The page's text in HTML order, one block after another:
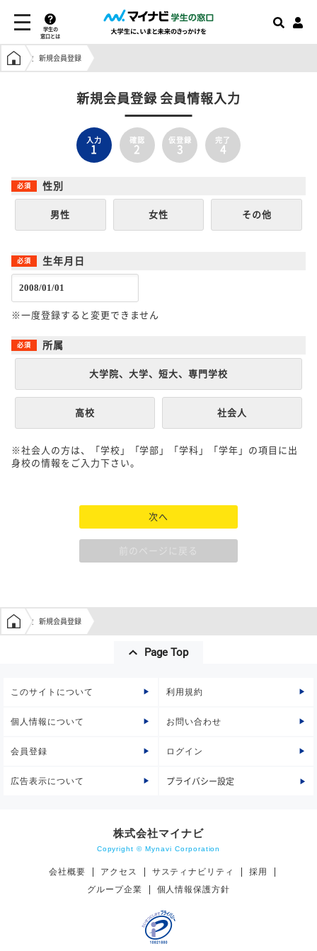
学生の
窓口とは
学生の窓口トップ
新規会員登録
新規会員登録 会員情報入力
入力
1
確認
2
仮登録
3
完了
4
性別
男性 女性 その他
生年月日
※一度登録すると変更できません
所属
大学院、大学、短大、専門学校
高校 社会人
※社会人の方は、「学校」「学部」「学科」「学年」の項目に出
身校の情報をご入力下さい。
次へ
前のページに戻る
学生の窓口トップ
新規会員登録
Page Top
このサイトについて 利用規約
個人情報について お問い合わせ
会員登録 ログイン
広告表示について プライバシー設定
株式会社マイナビ
Copyright © Mynavi Corporation
会社概要 アクセス サスティナビリティ
採用
グループ企業
個人情報保護方針